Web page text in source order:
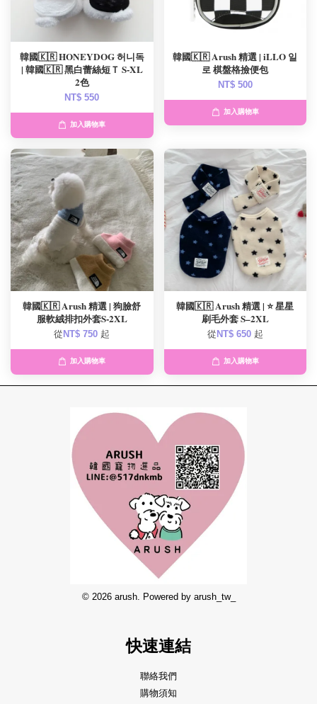
韓國🇰🇷 HONEYDOG 허니독
| 韓國🇰🇷 黑白蕾絲短Ｔ S-XL
2色
NT$ 550
加入購物車
韓國🇰🇷 Arush 精選 | iLLO 일
로 棋盤格撿便包
NT$ 500
加入購物車
韓國🇰🇷 Arush 精選 | 狗臉舒
服軟絨排扣外套S-2XL
從 NT$ 750 起
加入購物車
韓國🇰🇷 Arush 精選 | ⭐️ 星星
刷毛外套 S–2XL
從 NT$ 650 起
加入購物車
© 2026 arush. Powered by arush_tw_
快速連結
聯絡我們
購物須知